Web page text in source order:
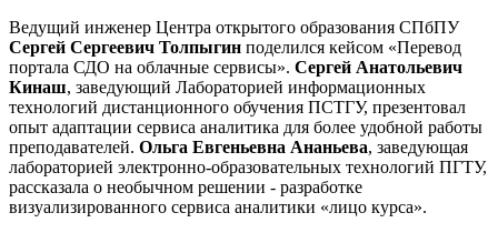
Ведущий инженер Центра открытого образования СПбПУ
Сергей Сергеевич Толпыгин поделился кейсом «Перевод
портала СДО на облачные сервисы». Сергей Анатольевич
Кинаш, заведующий Лабораторией информационных
технологий дистанционного обучения ПСТГУ, презентовал
опыт адаптации сервиса аналитика для более удобной работы
преподавателей. Ольга Евгеньевна Ананьева, заведующая
лабораторией электронно-образовательных технологий ПГТУ,
рассказала о необычном решении - разработке
визуализированного сервиса аналитики «лицо курса».